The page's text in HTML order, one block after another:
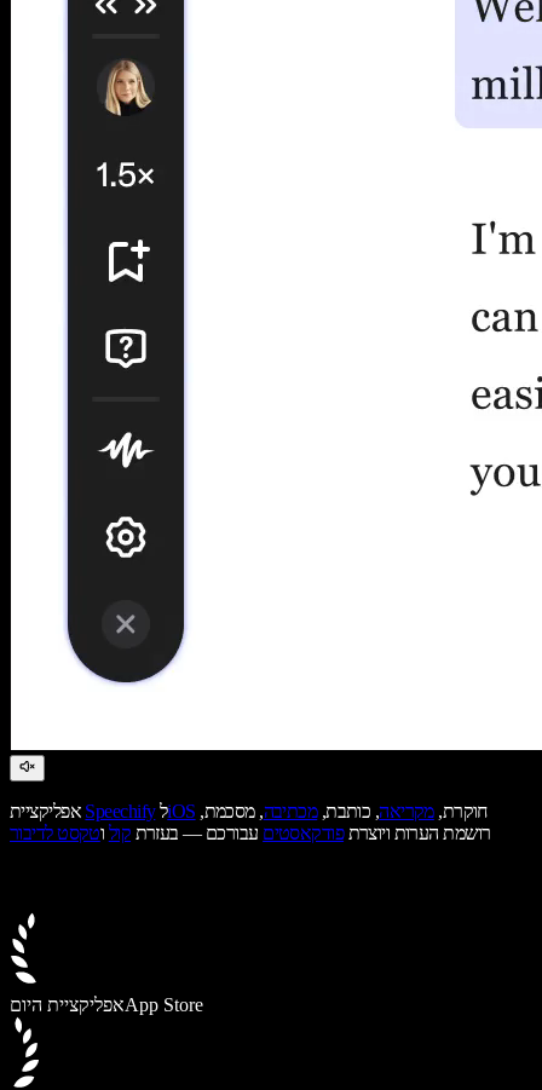
אפליקציית Speechify לiOS חוקרת,מקריאה, כותבת,מכתיבה, מסכמת,
רושמת הערות ויוצרתפודקאסטים עבורכם — בעזרת קול וטקסט לדיבור
אפליקציית היוםApp Store